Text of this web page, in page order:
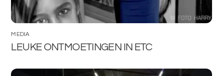
MEDIA
LEUKE ONTMOETINGEN IN ETC